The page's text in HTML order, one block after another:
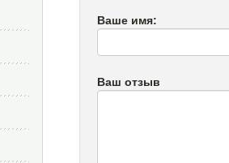
Ваше имя:
Ваш отзыв